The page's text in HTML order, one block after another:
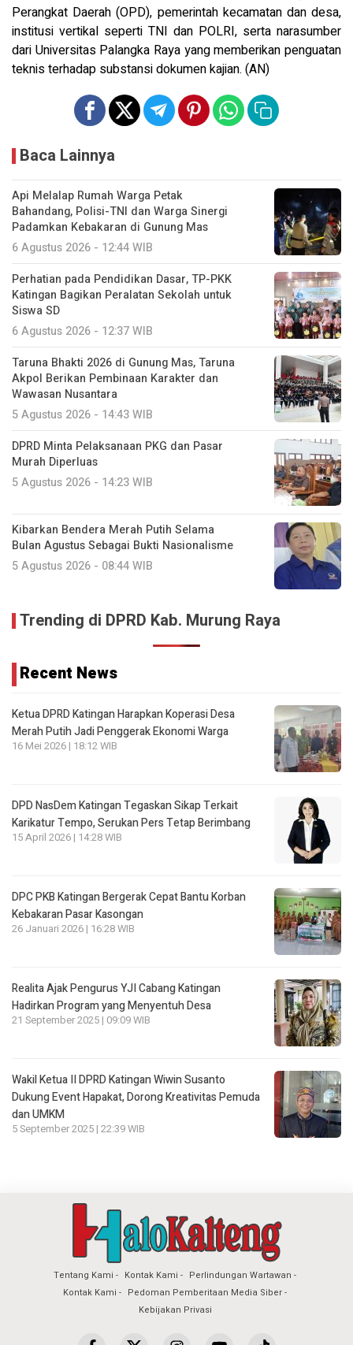
Perangkat Daerah (OPD), pemerintah kecamatan dan desa,
institusi vertikal seperti TNI dan POLRI, serta narasumber
dari Universitas Palangka Raya yang memberikan penguatan
teknis terhadap substansi dokumen kajian. (AN)
Baca Lainnya
Api Melalap Rumah Warga Petak
Bahandang, Polisi-TNI dan Warga Sinergi
Padamkan Kebakaran di Gunung Mas
6 Agustus 2026 - 12:44 WIB
Perhatian pada Pendidikan Dasar, TP-PKK
Katingan Bagikan Peralatan Sekolah untuk
Siswa SD
6 Agustus 2026 - 12:37 WIB
Taruna Bhakti 2026 di Gunung Mas, Taruna
Akpol Berikan Pembinaan Karakter dan
Wawasan Nusantara
5 Agustus 2026 - 14:43 WIB
DPRD Minta Pelaksanaan PKG dan Pasar
Murah Diperluas
5 Agustus 2026 - 14:23 WIB
Kibarkan Bendera Merah Putih Selama
Bulan Agustus Sebagai Bukti Nasionalisme
5 Agustus 2026 - 08:44 WIB
Trending di DPRD Kab. Murung Raya
Recent News
Ketua DPRD Katingan Harapkan Koperasi Desa
Merah Putih Jadi Penggerak Ekonomi Warga
16 Mei 2026 | 18:12 WIB
DPD NasDem Katingan Tegaskan Sikap Terkait
Karikatur Tempo, Serukan Pers Tetap Berimbang
15 April 2026 | 14:28 WIB
DPC PKB Katingan Bergerak Cepat Bantu Korban
Kebakaran Pasar Kasongan
26 Januari 2026 | 16:28 WIB
Realita Ajak Pengurus YJI Cabang Katingan
Hadirkan Program yang Menyentuh Desa
21 September 2025 | 09:09 WIB
Wakil Ketua II DPRD Katingan Wiwin Susanto
Dukung Event Hapakat, Dorong Kreativitas Pemuda
dan UMKM
5 September 2025 | 22:39 WIB
Tentang Kami Kontak Kami
Perlindungan Wartawan
Kontak Kami
Pedoman Pemberitaan Media Siber
Kebijakan Privasi